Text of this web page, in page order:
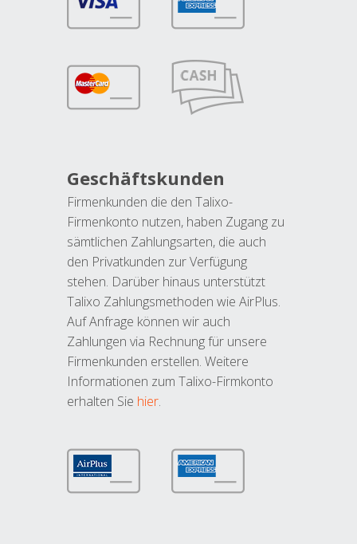
Geschäftskunden
Firmenkunden die den Talixo-
Firmenkonto nutzen, haben Zugang zu
sämtlichen Zahlungsarten, die auch
den Privatkunden zur Verfügung
stehen. Darüber hinaus unterstützt
Talixo Zahlungsmethoden wie AirPlus.
Auf Anfrage können wir auch
Zahlungen via Rechnung für unsere
Firmenkunden erstellen. Weitere
Informationen zum Talixo-Firmkonto
erhalten Sie hier.